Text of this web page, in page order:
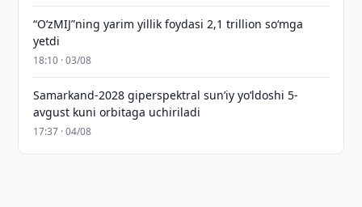
“O‘zMIJ”ning yarim yillik foydasi 2,1 trillion so‘mga
yetdi
18:10 · 03/08
Samarkand-2028 giperspektral sun’iy yo‘ldoshi 5-
avgust kuni orbitaga uchiriladi
17:37 · 04/08